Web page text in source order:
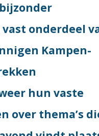
onderdeel
Kampen-
hun vaste
over thema’s